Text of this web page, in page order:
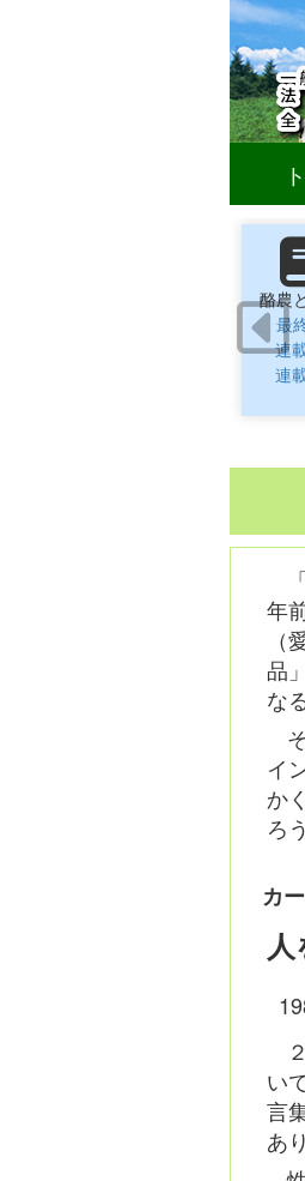
酪農
最
連
連
年
品
な
イ
か
ろ
カ
い
言
あ